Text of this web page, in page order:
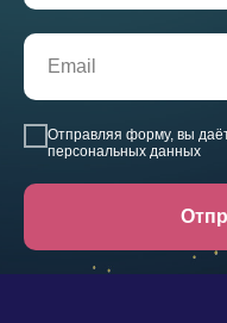
Отправляя форму, вы
персональных данных
Связаться с
Написать